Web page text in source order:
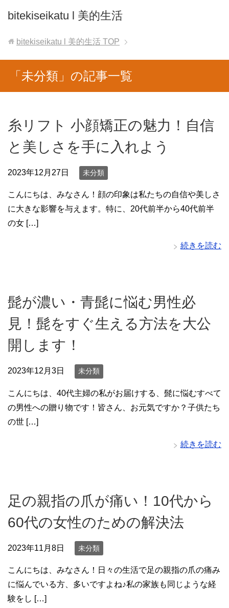
bitekiseikatu l 美的生活
bitekiseikatu l 美的生活 TOP
「未分類」の記事一覧
糸リフト 小顔矯正の魅力！自信
と美しさを手に入れよう
2023年12月27日 未分類
こんにちは、みなさん！顔の印象は私たちの自信や美しさ
に大きな影響を与えます。特に、20代前半から40代前半
の女 […]
続きを読む
髭が濃い・青髭に悩む男性必
見！髭をすぐ生える方法を大公
開します！
2023年12月3日 未分類
こんにちは、40代主婦の私がお届けする、髭に悩むすべて
の男性への贈り物です！皆さん、お元気ですか？子供たち
の世 […]
続きを読む
足の親指の爪が痛い！10代から
60代の女性のための解決法
2023年11月8日 未分類
こんにちは、みなさん！日々の生活で足の親指の爪の痛み
に悩んでいる方、多いですよね♪私の家族も同じような経
験をし […]